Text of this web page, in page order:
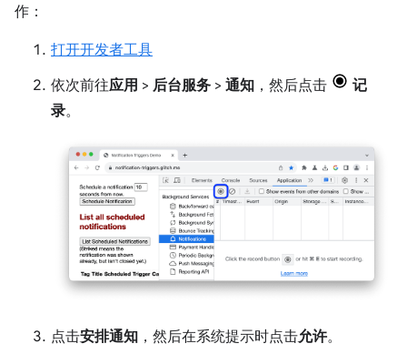
作：
打开开发者工具
依次前往应用 > 后台服务 > 通知 ，然后点击
记
录。
点击安排通知 ，然后在系统提示时点击允许。